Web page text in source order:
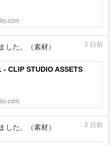
した。（素材） 3 日前
- CLIP STUDIO ASSETS
した。（素材） 3 日前